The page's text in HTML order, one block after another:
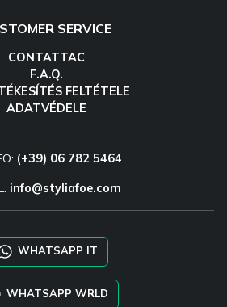
SERVICE
CONTATTAC
F.A.Q.
FELTÉTELE
ADATVÉDELE
(+39) 06 782 5464
info@styliafoe.com
WHATSAPP IT
WHATSAPP WRLD